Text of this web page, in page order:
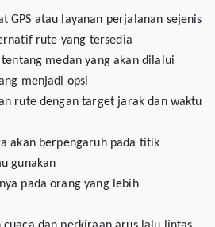
GPS atau layanan perjalanan sejenis
rute yang tersedia
medan yang akan dilalui
menjadi opsi
rute dengan target jarak dan waktu
akan berpengaruh pada titik
gunakan
pada orang yang lebih